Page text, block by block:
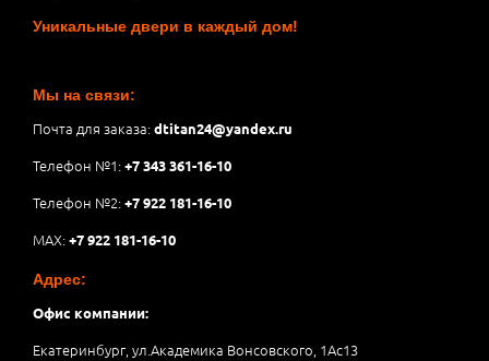
Уникальные двери в каждый дом!
Мы на связи:
Почта для заказа:dtitan24@yandex.ru
Телефон №1:+7 343 361-16-10
Телефон №2:+7 922 181-16-10
MAX:+7 922 181-16-10
Адрес:
Офис компании:
Екатеринбург, ул.Академика Вонсовского, 1Аc13